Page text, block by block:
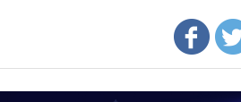
…1주택자 세 부담 어떻게 달라질까
"…세무사에게 부동산 고민을 털어놓는 이유
상속은 기술…납세자가 꼭 볼 5가지